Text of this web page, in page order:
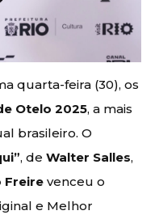
quarta-feira (30), os
Otelo 2025, a mais
brasileiro. O
, deWalter Salles,
Freire venceu o
e Melhor